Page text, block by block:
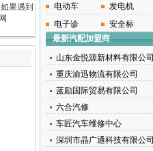
果遇到
电动车
发电机
电子诊
安全标
最新汽配加盟商
山东金悦源新材料有限公司
重庆渝迅物流有限公司
蓝励国际贸易有限公司
六合汽修
车匠汽车维修中心
深圳市晶广通科技有限公司